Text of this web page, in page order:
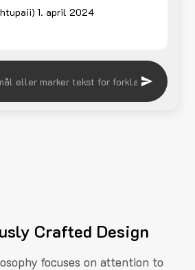
1. april 2024
Crafted Design
focuses on attention to